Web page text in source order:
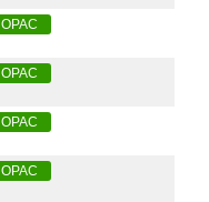
OPAC
OPAC
OPAC
OPAC